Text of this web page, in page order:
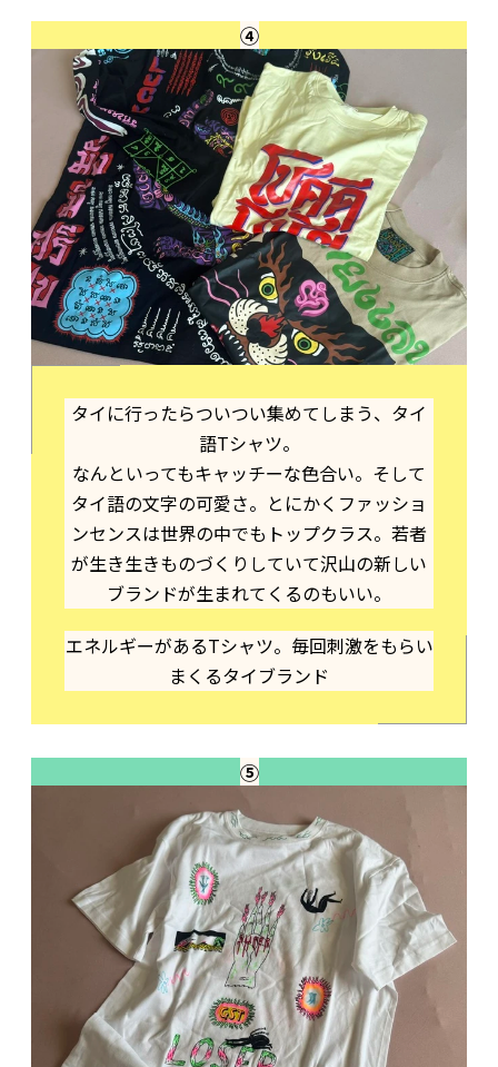
④
タイに行ったらついつい集めてしまう、タイ
語Tシャツ。
なんといってもキャッチーな色合い。そして
タイ語の文字の可愛さ。とにかくファッショ
ンセンスは世界の中でもトップクラス。若者
が生き生きものづくりしていて沢山の新しい
ブランドが生まれてくるのもいい。
エネルギーがあるTシャツ。毎回刺激をもらい
まくるタイブランド
⑤